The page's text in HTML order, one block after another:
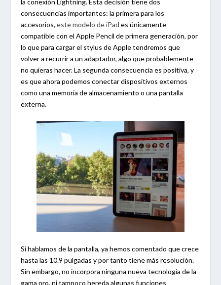
la conexión Lightning. Esta decisión tiene dos
consecuencias importantes: la primera para los
accesorios,este modelo de iPad es únicamente
compatible con el Apple Pencil de primera generación, por
lo que para cargar el stylus de Apple tendremos que
volver a recurrir a un adaptador, algo que probablemente
no quieras hacer. La segunda consecuencia es positiva, y
es que ahora podemos conectar dispositivos externos
como una memoria de almacenamiento o una pantalla
externa.
Si hablamos de la pantalla, ya hemos comentado que crece
hasta las 10.9 pulgadas y por tanto tiene más resolución.
Sin embargo, no incorpora ninguna nueva tecnología de la
gama pro, ni tampoco hereda algunas funciones